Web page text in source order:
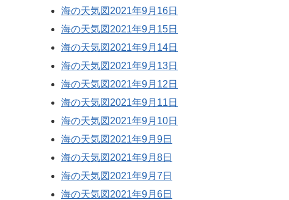
海の天気図2021年9月16日
海の天気図2021年9月15日
海の天気図2021年9月14日
海の天気図2021年9月13日
海の天気図2021年9月12日
海の天気図2021年9月11日
海の天気図2021年9月10日
海の天気図2021年9月9日
海の天気図2021年9月8日
海の天気図2021年9月7日
海の天気図2021年9月6日